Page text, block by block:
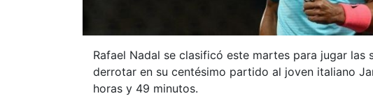
Rafael Nadal se clasificó este martes para jugar las
derrotar en su centésimo partido al joven italiano
horas y 49 minutos.